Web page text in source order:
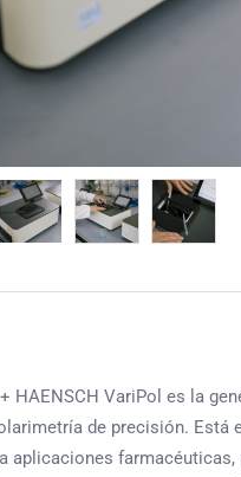
HAENSCH VariPol es la
de precisión. Está
aplicaciones farmacéuticas,